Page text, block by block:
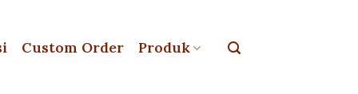
Custom Order Produk